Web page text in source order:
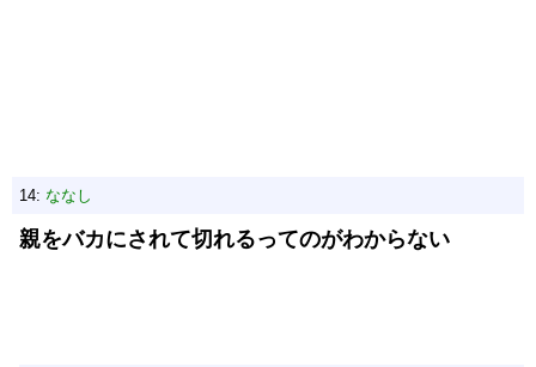
14: ななし
親をバカにされて切れるってのがわからない